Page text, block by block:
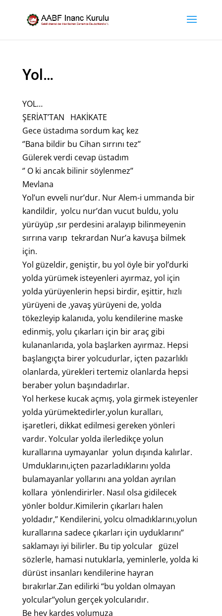
Yol…
YOL…
ŞERİAT’TAN HAKİKATE
Gece üstadıma sordum kaç kez
‘’Bana bildir bu Cihan sırrını tez’’
Gülerek verdi cevap üstadım
‘’ O ki ancak bilinir söylenmez’’
Mevlana
Yol’un evveli nur’dur. Nur Alem-i ummanda bir
kandildir, yolcu nur’dan vucut buldu, yolu
yürüyüp ,sır perdesini aralayıp bilinmeyenin
sırrına varıp tekrardan Nur’a kavuşa bilmek
için.
Yol güzeldir, geniştir, bu yol öyle bir yol’durki
yolda yürümek isteyenleri ayırmaz, yol için
yolda yürüyenlerin hepsi birdir, eşittir, hızlı
yürüyeni de ,yavaş yürüyeni de, yolda
tökezleyip kalanıda, yolu kendilerine maske
edinmiş, yolu çıkarları için bir araç gibi
kulananlarıda, yola başlarken ayırmaz. Hepsi
başlangıçta birer yolcudurlar, içten pazarlıklı
olanlarda, yürekleri tertemiz olanlarda hepsi
beraber yolun başındadırlar.
Yol herkese kucak açmış, yola girmek isteyenler
yolda yürümektedirler,yolun kuralları,
işaretleri, dikkat edilmesi gereken yönleri
vardır. Yolcular yolda ilerledikçe yolun
kurallarına uymayanlar yolun dışında kalırlar.
Umduklarını,içten pazarladıklarını yolda
bulamayanlar yollarını ana yoldan ayrılan
kollara yönlendirirler. Nasıl olsa gidilecek
yönler boldur.Kimilerin çıkarları halen
yoldadır,’’ Kendilerini, yolcu olmadıklarını,yolun
kurallarına sadece çıkarları için uyduklarını’’
saklamayı iyi bilirler. Bu tip yolcular güzel
sözlerle, hamasi nutuklarla, yeminlerle, yolda ki
dürüst insanları kendilerine hayran
bırakırlar.Zan edilirki “bu yoldan olmayan
yolcular’’yolun gerçek yolcularıdır.
Be hey kardeş yolumuza